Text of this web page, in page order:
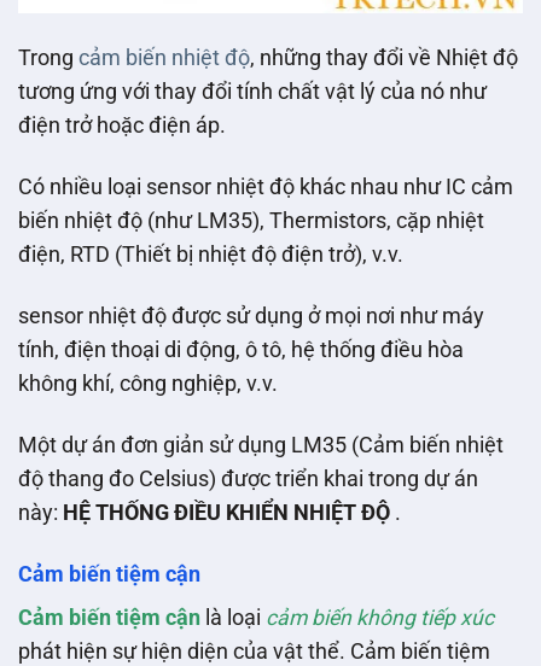
Trong cảm biến nhiệt độ, những thay đổi về Nhiệt độ
tương ứng với thay đổi tính chất vật lý của nó như
điện trở hoặc điện áp.
Có nhiều loại sensor nhiệt độ khác nhau như IC cảm
biến nhiệt độ (như LM35), Thermistors, cặp nhiệt
điện, RTD (Thiết bị nhiệt độ điện trở), v.v.
sensor nhiệt độ được sử dụng ở mọi nơi như máy
tính, điện thoại di động, ô tô, hệ thống điều hòa
không khí, công nghiệp, v.v.
Một dự án đơn giản sử dụng LM35 (Cảm biến nhiệt
độ thang đo Celsius) được triển khai trong dự án
này: HỆ THỐNG ĐIỀU KHIỂN NHIỆT ĐỘ .
Cảm biến tiệm cận
Cảm biến tiệm cận là loại cảm biến không tiếp xúc
phát hiện sự hiện diện của vật thể. Cảm biến tiệm